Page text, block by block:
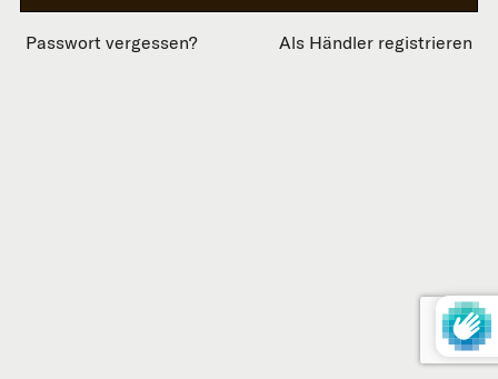
Passwort vergessen? Als Händler registrieren